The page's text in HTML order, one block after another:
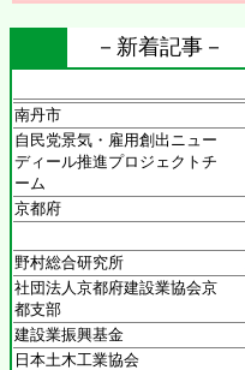
－新着記事－
南丹市
自民党景気・雇用創出ニュー
ディール推進プロジェクトチ
ーム
京都府
野村総合研究所
社団法人京都府建設業協会京
都支部
建設業振興基金
日本土木工業協会